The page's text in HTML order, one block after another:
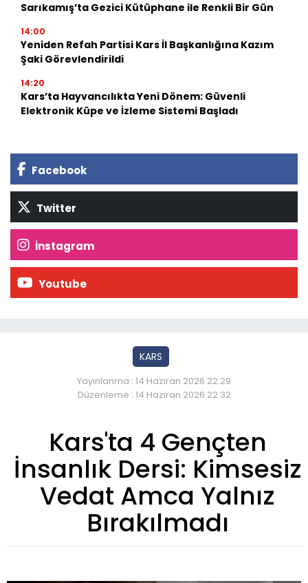
Sarıkamış’ta Gezici Kütüphane ile Renkli Bir Gün
14:00
Yeniden Refah Partisi Kars İl Başkanlığına Kazım
Şaki Görevlendirildi
14:20
Kars’ta Hayvancılıkta Yeni Dönem: Güvenli
Elektronik Küpe ve İzleme Sistemi Başladı
Facebook
Twitter
İnstagram
Youtube
KARS
Yayınlanma : 14 Haziran 2026 22:29
Düzenleme : 14 Haziran 2026 22:32
Kars'ta 4 Gençten
İnsanlık Dersi: Kimsesiz
Vedat Amca Yalnız
Bırakılmadı